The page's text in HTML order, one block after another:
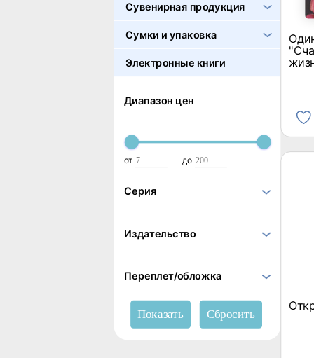
Сувенирная продукция
Сумки и упаковка
Электронные книги
Диапазон цен
от до
Серия
Издательство
Переплет/обложка